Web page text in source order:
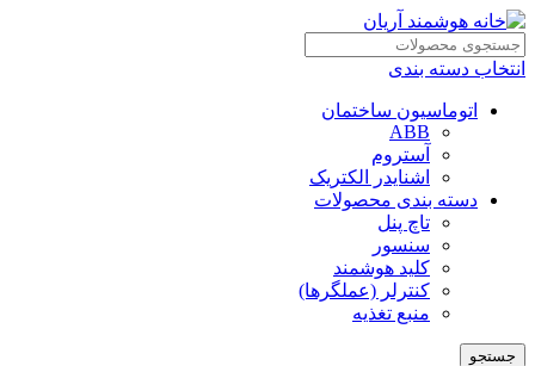
انتخاب دسته بندی
اتوماسیون ساختمان
ABB
آستروم
اشنایدر الکتریک
دسته بندی محصولات
تاچ پنل
سنسور
کلید هوشمند
کنترلر (عملگرها)
منبع تغذیه
جستجو